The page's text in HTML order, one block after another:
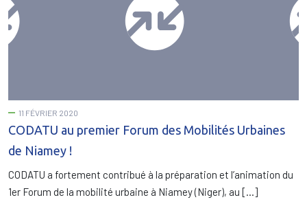
11 FÉVRIER 2020
CODATU au premier Forum des Mobilités Urbaines
de Niamey !
CODATU a fortement contribué à la préparation et l’animation du
1er Forum de la mobilité urbaine à Niamey (Niger), au […]